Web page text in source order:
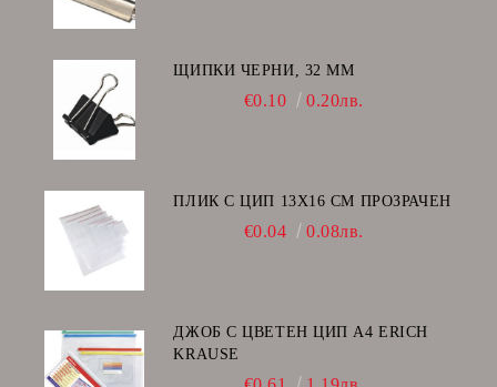
ЩИПКИ ЧЕРНИ, 32 ММ
€0.10 0.20лв.
ПЛИК С ЦИП 13X16 CM ПРОЗРАЧЕН
€0.04 0.08лв.
ДЖОБ С ЦВЕТЕН ЦИП А4 ERICH
KRAUSE